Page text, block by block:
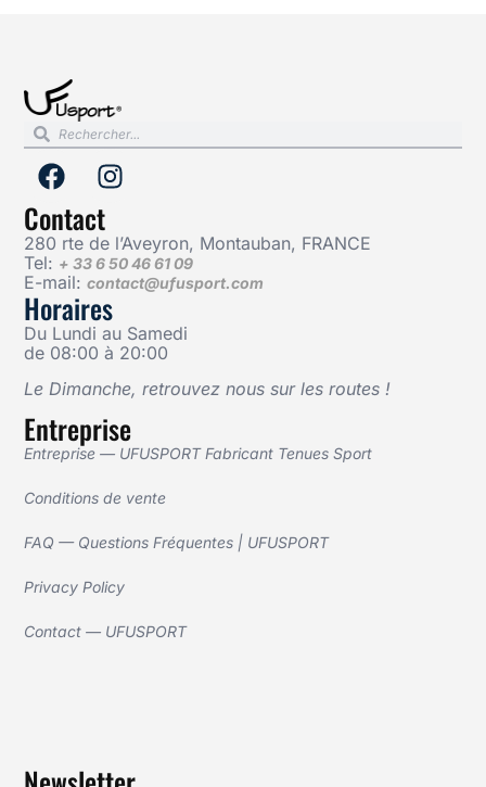
Contact
280 rte de l’Aveyron, Montauban, FRANCE
Tel: + 33 6 50 46 61 09
E-mail: contact@ufusport.com
Horaires
Du Lundi au Samedi
de 08:00 à 20:00
Le Dimanche, retrouvez nous sur les routes !
Entreprise
Entreprise — UFUSPORT Fabricant Tenues Sport
Conditions de vente
FAQ — Questions Fréquentes | UFUSPORT
Privacy Policy
Contact — UFUSPORT